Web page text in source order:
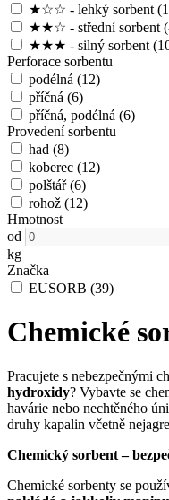
★☆☆ - lehký sorbent
★★☆ - střední sorbent
★★★ - silný sorbent
Perforace sorbentu
podélná (12)
příčná (6)
příčná, podélná (6)
Provedení sorbentu
had (8)
koberec (12)
polštář(6)
rohož (12)
Hmotnost
od
kg
Značka
EUSORB (39)
Chemické
Pracujete s nebezpečnými
hydroxidy? Vybavte se
havárie nebo nechtěného
druhy kapalin včetně
Chemický sorbent –
Chemické sorbenty se